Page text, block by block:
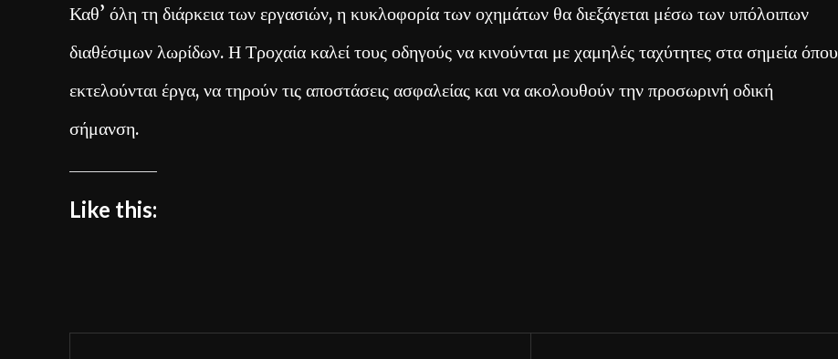
Καθ’ όλη τη διάρκεια των εργασιών, η κυκλοφορία των οχημάτων θα διεξάγεται μέσω των υπόλοιπων
διαθέσιμων λωρίδων. Η Τροχαία καλεί τους οδηγούς να κινούνται με χαμηλές ταχύτητες στα σημεία όπου
εκτελούνται έργα, να τηρούν τις αποστάσεις ασφαλείας και να ακολουθούν την προσωρινή οδική
σήμανση.
Like this: